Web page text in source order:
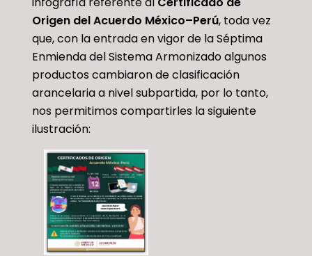
Origen del Acuerdo México–Perú, toda vez
que, con la entrada en vigor de la Séptima
Enmienda del Sistema Armonizado algunos
productos cambiaron de clasificación
arancelaria a nivel subpartida, por lo tanto,
nos permitimos compartirles la siguiente
ilustración: